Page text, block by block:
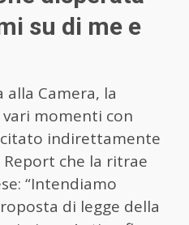
su di me e
Camera, la
vari momenti con
citato indirettamente
che la ritrae
“Intendiamo
di legge della